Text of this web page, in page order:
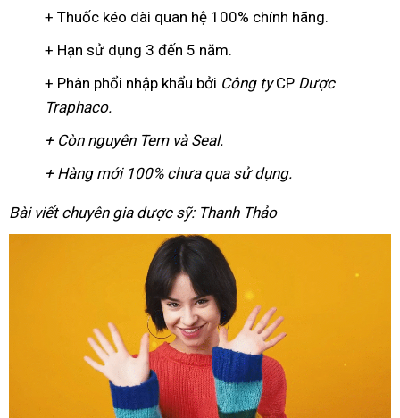
+ Thuốc kéo dài quan hệ 100% chính hãng.
+ Hạn sử dụng 3 đến 5 năm.
+ Phân phổi nhập khẩu bởi Công tyCP Dược
Traphaco.
+ Còn nguyên Tem và Seal.
+ Hàng mới 100% chưa qua sử dụng.
Bài viết chuyên gia dược sỹ: Thanh Thảo